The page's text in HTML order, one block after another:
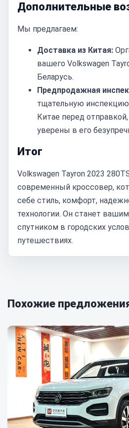
Дополнительные
Мы предлагаем:
Доставка из Китая:
вашего Volkswagen
Беларусь.
Предпродажная
тщательную
Китае перед
уверены в его
Итог
Volkswagen Tayron 2023
современный кроссовер,
себе стиль, комфорт,
технологии. Он станет
спутником в городских
путешествиях.
Похожие